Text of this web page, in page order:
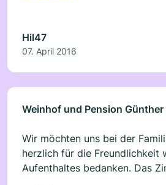
Hil47
07. April 2016
Weinhof und Pension Günther
Wir möchten uns bei der
herzlich für die Freundlichkeit
Aufenthaltes bedanken. Das